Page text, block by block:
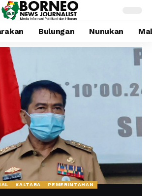
Bulungan Nunukan
KALTARA PEMERINTAHAN